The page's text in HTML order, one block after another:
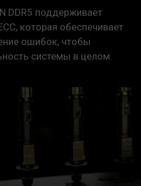
DDR5 поддерживает
которая обеспечивает
ошибок, чтобы
системы в целом.